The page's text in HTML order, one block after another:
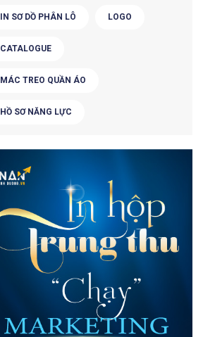
IN SƠ DỒ PHÂN LÔ LOGO
CATALOGUE
MÁC TREO QUẦN ÁO
HỒ SƠ NĂNG LỰC